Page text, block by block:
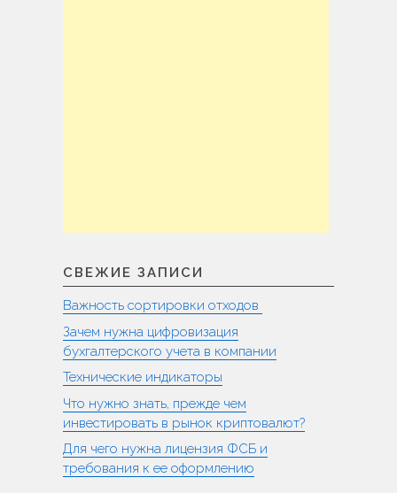
СВЕЖИЕ ЗАПИСИ
Важность сортировки отходов
Зачем нужна цифровизация
бухгалтерского учета в компании
Технические индикаторы
Что нужно знать, прежде чем
инвестировать в рынок криптовалют?
Для чего нужна лицензия ФСБ и
требования к ее оформлению